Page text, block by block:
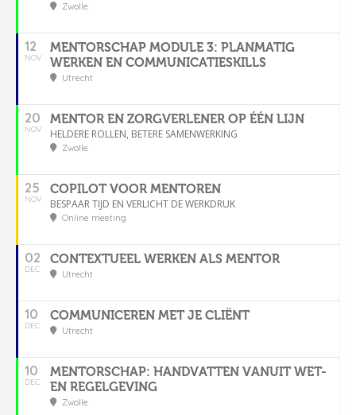
Zwolle
12
NOV
MENTORSCHAP MODULE 3: PLANMATIG
WERKEN EN COMMUNICATIESKILLS
Utrecht
20
NOV
MENTOR EN ZORGVERLENER OP ÉÉN LIJN
HELDERE ROLLEN, BETERE SAMENWERKING
Zwolle
25
NOV
COPILOT VOOR MENTOREN
BESPAAR TIJD EN VERLICHT DE WERKDRUK
Online meeting
02
DEC
CONTEXTUEEL WERKEN ALS MENTOR
Utrecht
10
DEC
COMMUNICEREN MET JE CLIËNT
Utrecht
10
DEC
MENTORSCHAP: HANDVATTEN VANUIT WET-
EN REGELGEVING
Zwolle